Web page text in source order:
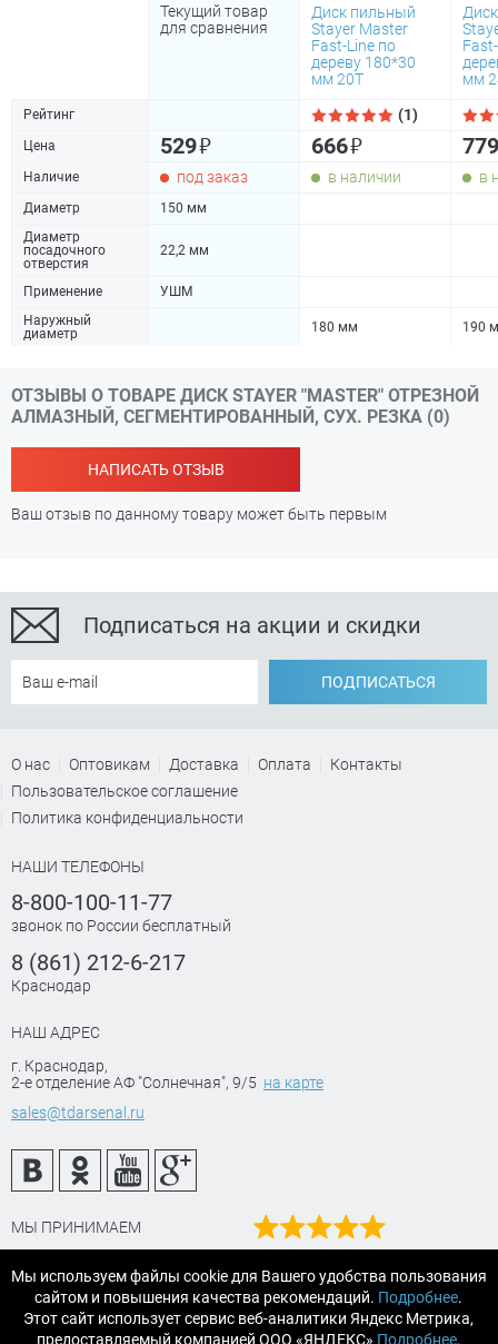
Текущий товар
для сравнения
Диск пильный
Stayer Master
Fast-Line по
дереву 180*30
мм 20Т
мм
Рейтинг (1)
Цена 529₽ 666₽
Наличие под заказ в наличии в
Диаметр
150 мм
Диаметр
посадочного
отверстия
22,2 мм
Применение
УШМ
Наружный
диаметр
180 мм 190
ОТЗЫВЫ О ТОВАРЕ ДИСК STAYER "MASTER" ОТРЕЗНОЙ
АЛМАЗНЫЙ, СЕГМЕНТИРОВАННЫЙ, СУХ. РЕЗКА (0)
НАПИСАТЬ ОТЗЫВ
Ваш отзыв по данному товару может быть первым
Подписаться на акции и скидки
ПОДПИСАТЬСЯ
О нас Оптовикам Доставка Оплата
Контакты
Пользовательское соглашение
Политика конфиденциальности
НАШИ ТЕЛЕФОНЫ
8-800-100-11-77
звонок по России бесплатный
8 (861) 212-6-217
Краснодар
НАШ АДРЕС
г. Краснодар,
2-е отделение АФ "Солнечная", 9/5 на карте
sales@tdarsenal.ru
МЫ ПРИНИМАЕМ
на Яндекс маркет
Читайте отзывы
Мы используем файлы cookie для Вашего удобства пользования
сайтом и повышения качества рекомендаций. Подробнее.
Этот сайт использует сервис веб-аналитики Яндекс Метрика,
предоставляемый компанией ООО «ЯНДЕКС» Подробнее.